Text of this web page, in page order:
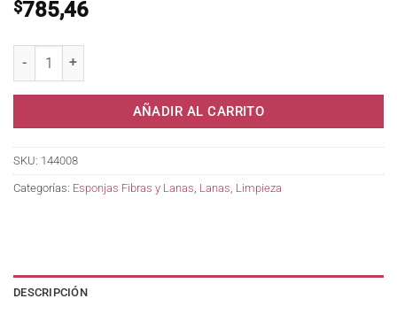
$785,46
AÑADIR AL CARRITO
SKU: 144008
Categorías: Esponjas Fibras y Lanas, Lanas, Limpieza
DESCRIPCIÓN